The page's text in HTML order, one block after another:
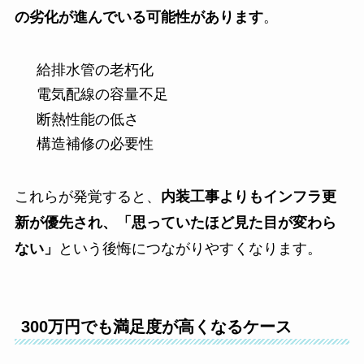
の劣化が進んでいる可能性があります。
給排水管の老朽化
電気配線の容量不足
断熱性能の低さ
構造補修の必要性
これらが発覚すると、 内装工事よりもインフラ更
新が優先され、「思っていたほど見た目が変わら
ない」
という後悔につながりやすくなります。
300万円でも満足度が高くなるケース